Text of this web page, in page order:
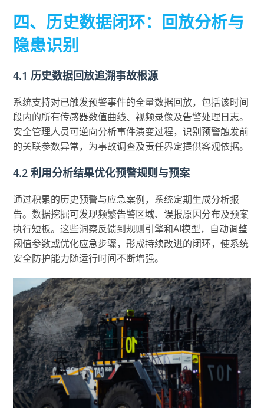
四、历史数据闭环：回放分析与
隐患识别
4.1 历史数据回放追溯事故根源
系统支持对已触发预警事件的全量数据回放，包括该时间
段内的所有传感器数值曲线、视频录像及告警处理日志。
安全管理人员可逆向分析事件演变过程，识别预警触发前
的关联参数异常，为事故调查及责任界定提供客观依据。
4.2 利用分析结果优化预警规则与预案
通过积累的历史预警与应急案例，系统定期生成分析报
告。数据挖掘可发现频繁告警区域、误报原因分布及预案
执行短板。这些洞察反馈到规则引擎和AI模型，自动调整
阈值参数或优化应急步骤，形成持续改进的闭环，使系统
安全防护能力随运行时间不断增强。